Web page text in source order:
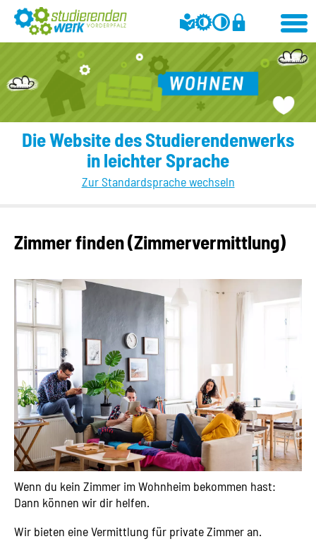
Die Website des Studierendenwerks
in leichter Sprache
Zur Standardsprache wechseln
Zimmer finden (Zimmervermittlung)
Wenn du kein Zimmer im Wohnheim bekommen hast:
Dann können wir dir helfen.
Wir bieten eine Vermittlung für private Zimmer an.